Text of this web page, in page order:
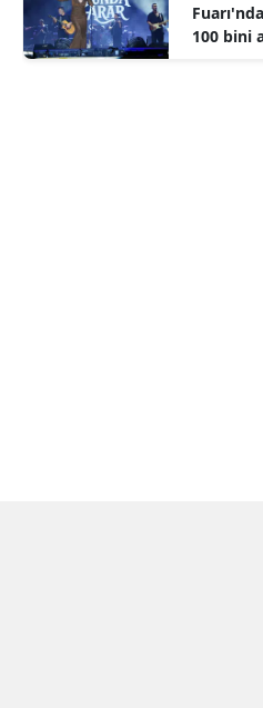
100 bini